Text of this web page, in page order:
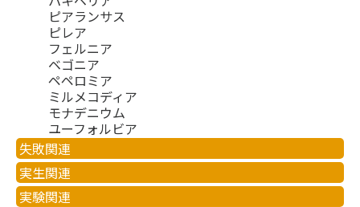
ピアランサス
ピレア
フェルニア
ベゴニア
ペペロミア
ミルメコディア
モナデニウム
ユーフォルビア
失敗関連
実生関連
実験関連